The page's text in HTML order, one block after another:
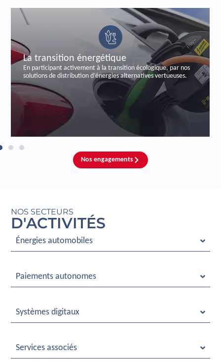
écologique, par nos
vertueuses.
La sécurisation bancaire
En sécurisant les transactions
labelisée et certifiée de paiements
Nos engagements
NOS SECTEURS
D'ACTIVITÉS
Énergies automobiles
Paiements autonomes
Systèmes digitaux
Services associés